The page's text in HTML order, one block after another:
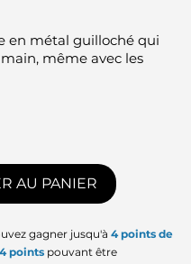
en métal guilloché qui
même avec les
AU PANIER
gagner jusqu'à 4points de
4points pouvant être